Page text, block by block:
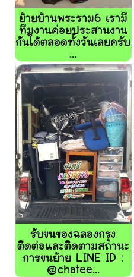
ย้ายบ้านพระราม6 เรามี
ทีมงานค่อยประสานงาน
กันได้ตลอดทั้งวันเลยครับ
...
รับขนของฉลองกรุง
ติดต่อและติดตามสถานะ
การขนย้าย LINE ID :
@chatee...